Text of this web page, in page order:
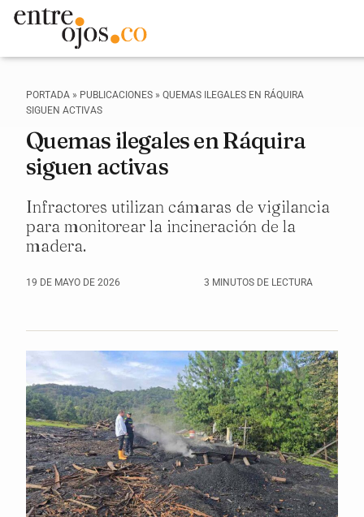
PORTADA » PUBLICACIONES » QUEMAS ILEGALES EN RÁQUIRA
SIGUEN ACTIVAS
Quemas ilegales en Ráquira
siguen activas
Infractores utilizan cámaras de vigilancia
para monitorear la incineración de la
madera.
19 DE MAYO DE 2026 3 MINUTOS DE LECTURA